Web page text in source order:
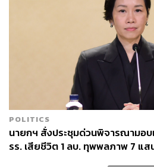
POLITICS
นายกฯ สั่งประชุมด่วนพิจารณามอบ
รร. เสียชีวิต 1 ลบ. ทุพพลภาพ 7 แ